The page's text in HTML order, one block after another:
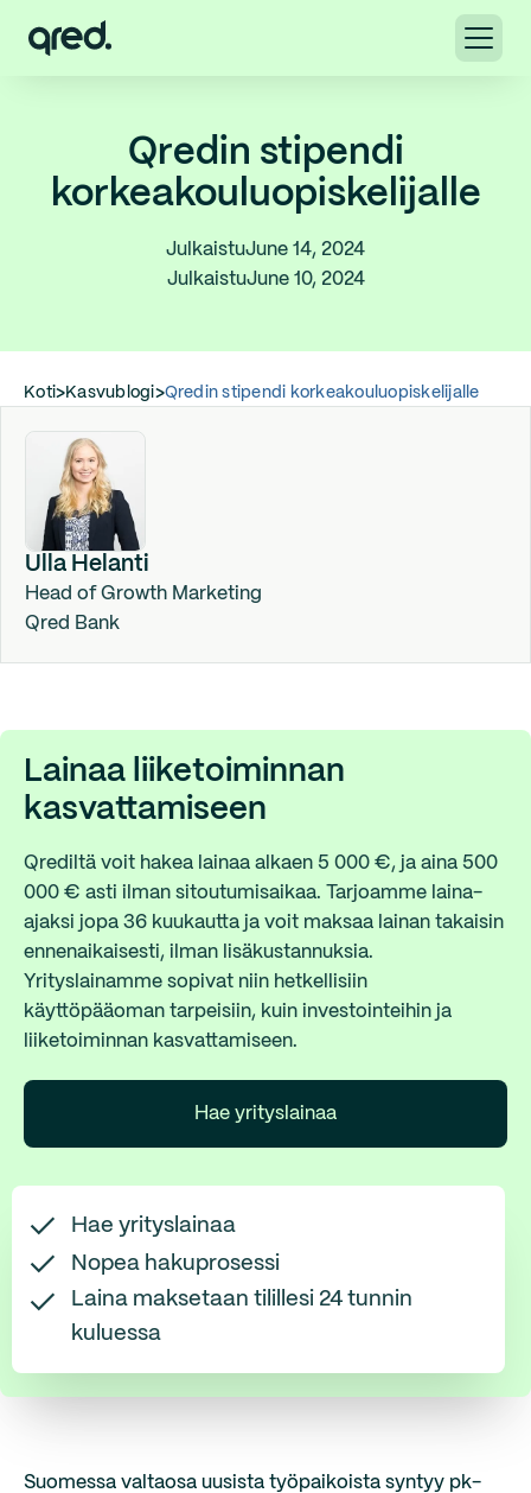
Qredin stipendi
korkeakouluopiskelijalle
JulkaistuJune 14, 2024
JulkaistuJune 10, 2024
Koti>Kasvublogi>Qredin stipendi korkeakouluopiskelijalle
Ulla Helanti
Head of Growth Marketing
Qred Bank
Lainaa liiketoiminnan
kasvattamiseen
Qrediltä voit hakea lainaa alkaen 5 000 €, ja aina 500
000 € asti ilman sitoutumisaikaa. Tarjoamme laina-
ajaksi jopa 36 kuukautta ja voit maksaa lainan takaisin
ennenaikaisesti, ilman lisäkustannuksia.
Yrityslainamme sopivat niin hetkellisiin
käyttöpääoman tarpeisiin, kuin investointeihin ja
liiketoiminnan kasvattamiseen.
Hae yrityslainaa
Hae yrityslainaa
Nopea hakuprosessi
Laina maksetaan tilillesi 24 tunnin
kuluessa
Suomessa valtaosa uusista työpaikoista syntyy pk-